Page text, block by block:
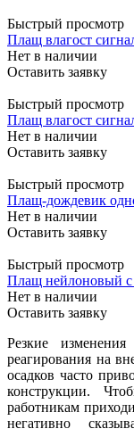
Быстрый просмотр
Плащ влагост
Нет в наличии
Оставить заявку
Быстрый просмотр
Плащ влагост
Нет в наличии
Оставить заявку
Быстрый просмотр
Плащ-дождевик
Нет в наличии
Оставить заявку
Быстрый просмотр
Плащ нейлоновый
Нет в наличии
Оставить заявку
Резкие
реагирования на
осадков часто
конструкции.
работникам
негативно